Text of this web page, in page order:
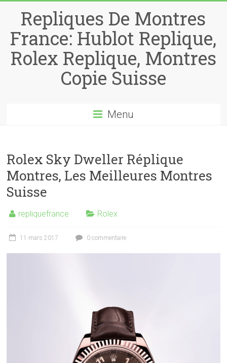
Repliques De Montres
France: Hublot Replique,
Rolex Replique, Montres
Copie Suisse
Menu
Rolex Sky Dweller Réplique
Montres, Les Meilleures Montres
Suisse
repliquefrance Rolex
11 mars 2017 0 commentaire